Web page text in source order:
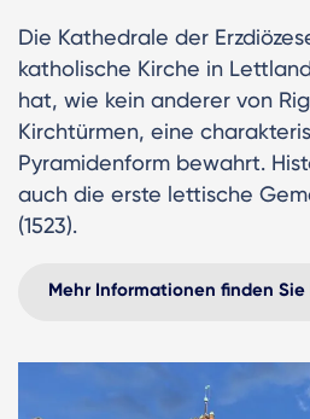
Die Kathedrale der
katholische Kirche in
hat, wie kein anderer von
Kirchtürmen, eine
Pyramidenform bewahrt.
auch die erste lettische
(1523).
Mehr Informationen finden Sie